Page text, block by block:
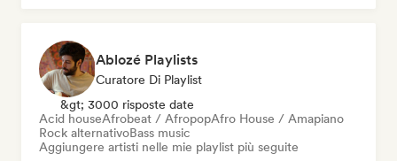
Ablozé Playlists
Curatore Di Playlist
&gt; 3000 risposte date
Acid houseAfrobeat / AfropopAfro House / Amapiano
Rock alternativoBass music
Aggiungere artisti nelle mie playlist più seguite